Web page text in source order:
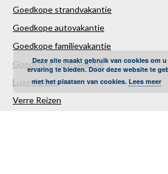
Goedkope strandvakantie
Goedkope autovakantie
Goedkope familievakantie
Goedkope vliegvakantie
Luxe Reizen
Verre Reizen
Deze site maakt gebruik van cookies om
ervaring te bieden. Door deze website te
met het plaatsen van cookies. Lees meer